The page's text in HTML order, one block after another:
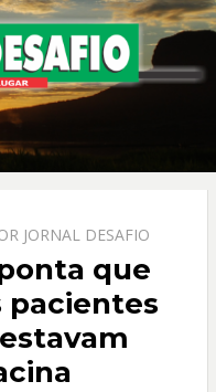
em 1º Lugar
JORNAL DESAFIO
que
pacientes